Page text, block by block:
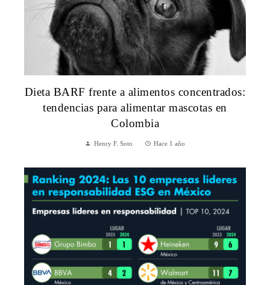
Dieta BARF frente a alimentos concentrados:
tendencias para alimentar mascotas en
Colombia
Henry F. Soto Hace 1 año